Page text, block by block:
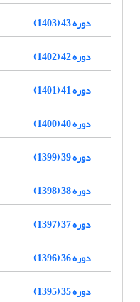
دوره 43 (1403)
دوره 42 (1402)
دوره 41 (1401)
دوره 40 (1400)
دوره 39 (1399)
دوره 38 (1398)
دوره 37 (1397)
دوره 36 (1396)
دوره 35 (1395)